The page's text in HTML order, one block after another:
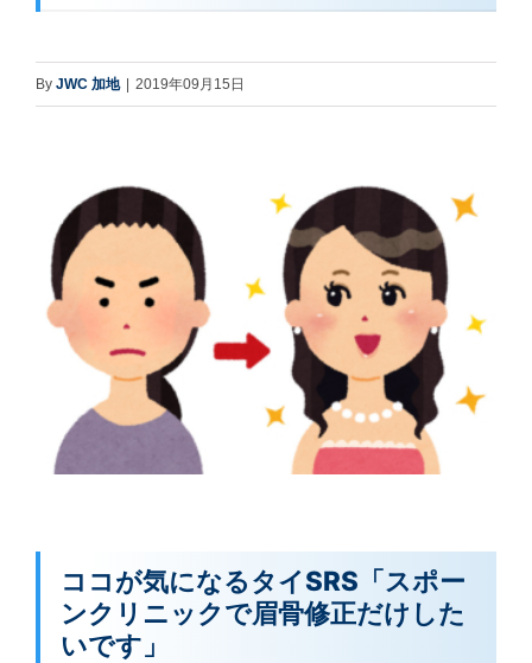
By JWC 加地 2019年09月15日
ココが気になるタイSRS「スポー
ンクリニックで眉骨修正だけした
いです」